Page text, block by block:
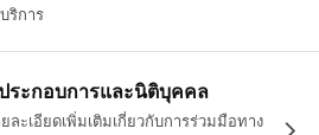
ริการ
ระกอบการและนิติบุคคล
ะเอียดเพิ่มเติมเกี่ยวกับการร่วมมือทาง